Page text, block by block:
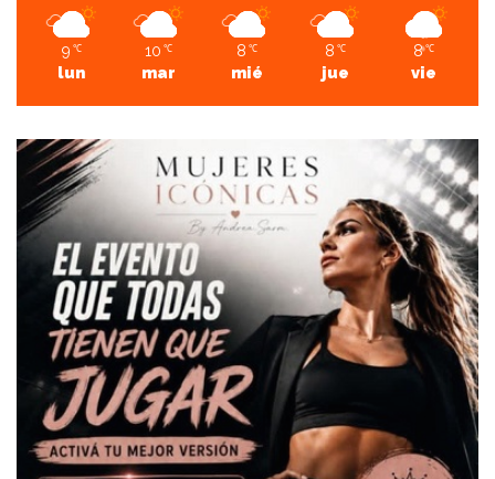
9 ℃
lun
10 ℃
mar
8 ℃
mié
8 ℃
jue
8 ℃
vie